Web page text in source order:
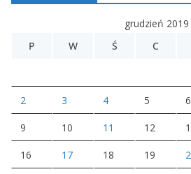
grudzień 2019
P
W Ś C
2 3 4 5 6
9 10 11 12
16 17 18 19